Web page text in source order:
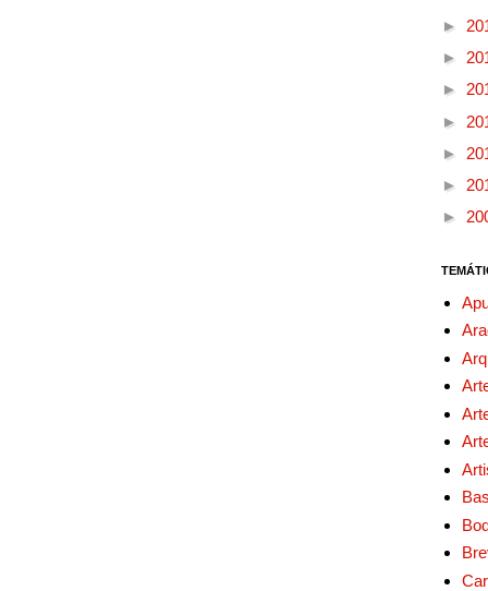
►
►
►
►
►
►
►